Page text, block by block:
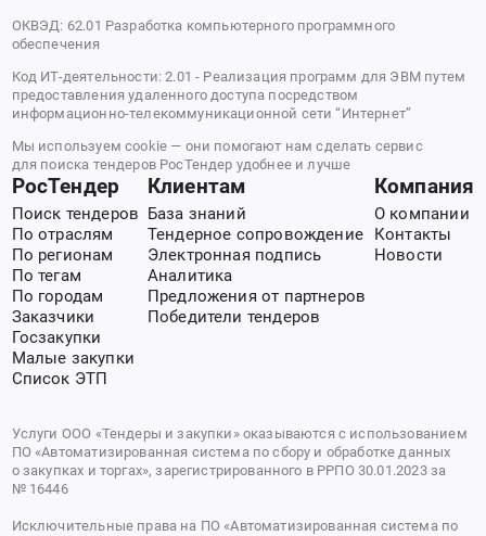
ОКВЭД: 62.01 Разработка компьютерного программного
обеспечения
Код ИТ-деятельности: 2.01 - Реализация программ для ЭВМ путем
предоставления удаленного доступа посредством
информационно-телекоммуникационной сети “Интернет”
Мы используем cookie — они помогают нам сделать сервис
для поиска тендеров РосТендер удобнее и лучше
РосТендер
Поиск тендеров
По отраслям
По регионам
По тегам
По городам
Заказчики
Госзакупки
Малые закупки
Список ЭТП
Клиентам
База знаний
Тендерное сопровождение
Электронная подпись
Аналитика
Предложения от партнеров
Победители тендеров
Компания
О компании
Контакты
Новости
Услуги ООО «Тендеры и закупки» оказываются с использованием
ПО «Автоматизированная система по сбору и обработке данных
о закупках и торгах», зарегистрированного в РРПО 30.01.2023 за
№ 16446
Исключительные права на ПО «Автоматизированная система по